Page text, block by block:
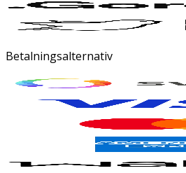
Betalningsalternativ